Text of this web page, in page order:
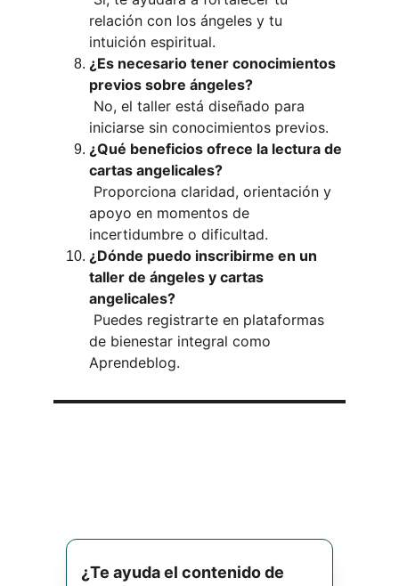
relación con los ángeles y tu
intuición espiritual.
¿Es necesario tener conocimientos
previos sobre ángeles?
iniciarse sin conocimientos previos.
¿Qué beneficios ofrece la lectura de
cartas angelicales?
apoyo en momentos de
incertidumbre o dificultad.
¿Dónde puedo inscribirme en un
taller de ángeles y cartas
angelicales?
de bienestar integral como
Aprendeblog.
¿Te ayuda el contenido de